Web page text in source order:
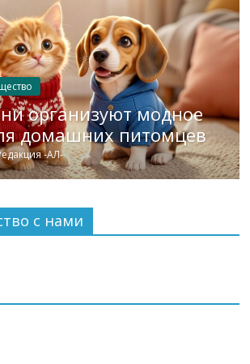
организуют модное
домашних питомцев
-АЛ-
с нами